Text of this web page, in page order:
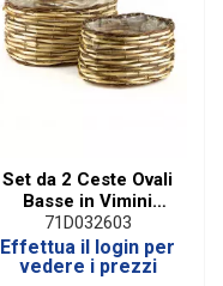
Set da 2 Ceste Ovali
Basse in Vimini
Assortite
71D032603
Effettua il login per
vedere i prezzi